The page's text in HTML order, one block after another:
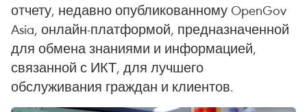
отчету, недавно опубликованному OpenGov
Asia, онлайн-платформой, предназначенной
для обмена знаниями и информацией,
связанной с ИКТ, для лучшего
обслуживания граждан и клиентов.